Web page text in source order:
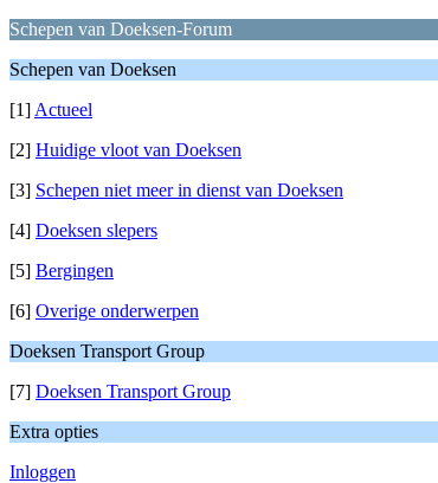
Schepen van Doeksen-Forum
Schepen van Doeksen
[1] Actueel
[2] Huidige vloot van Doeksen
[3] Schepen niet meer in dienst van Doeksen
[4] Doeksen slepers
[5] Bergingen
[6] Overige onderwerpen
Doeksen Transport Group
[7] Doeksen Transport Group
Extra opties
Inloggen